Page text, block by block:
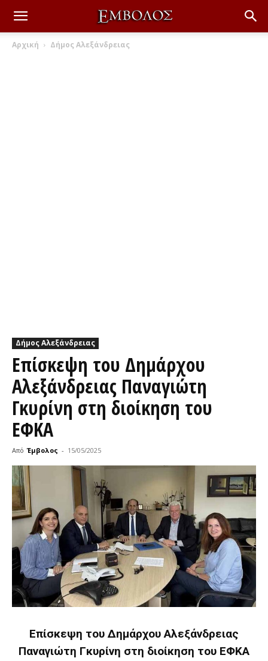
Αρχική Δήμος Αλεξάνδρειας
Δήμος Αλεξάνδρειας
Επίσκεψη του Δημάρχου
Αλεξάνδρειας Παναγιώτη
Γκυρίνη στη διοίκηση του
ΕΦΚΑ
Από Έμβολος - 15/05/2025
Επίσκεψη του Δημάρχου Αλεξάνδρειας
Παναγιώτη Γκυρίνη στη διοίκηση του ΕΦΚΑ